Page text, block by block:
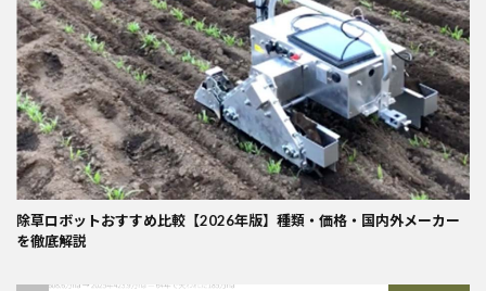
除草ロボットおすすめ比較【2026年版】種類・価格・国内外メーカー
を徹底解説